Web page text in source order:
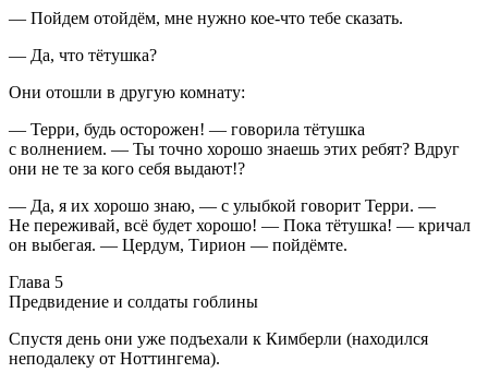
— Пойдем отойдём, мне нужно кое-что тебе сказать.
— Да, что тётушка?
Они отошли в другую комнату:
— Терри, будь осторожен! — говорила тётушка
с волнением. — Ты точно хорошо знаешь этих ребят? Вдруг
они не те за кого себя выдают!?
— Да, я их хорошо знаю, — с улыбкой говорит Терри. —
Не переживай, всё будет хорошо! — Пока тётушка! — кричал
он выбегая. — Цердум, Тирион — пойдёмте.
Глава 5
Предвидение и солдаты гоблины
Спустя день они уже подъехали к Кимберли (находился
неподалеку от Ноттингема).